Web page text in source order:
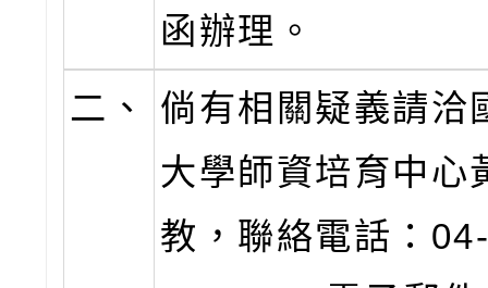
函辦理。
二、
倘有相關疑義請洽
大學師資培育中心
教，聯絡電話：